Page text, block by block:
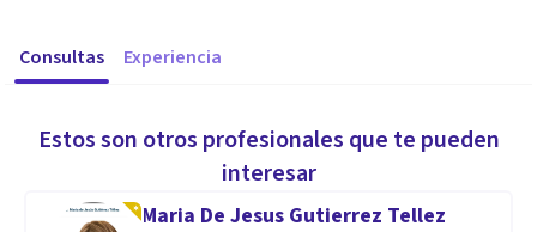
Consultas Experiencia
Estos son otros profesionales que te pueden
interesar
Maria De Jesus Gutierrez Tellez